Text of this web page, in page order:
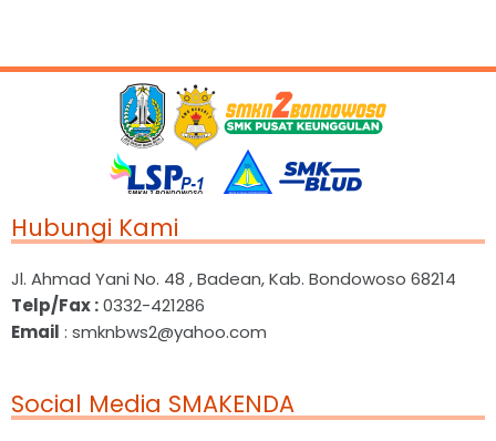
Hubungi Kami
Jl. Ahmad Yani No. 48 , Badean, Kab. Bondowoso 68214
Telp/Fax :0332-421286
Email : smknbws2@yahoo.com
Social Media SMAKENDA